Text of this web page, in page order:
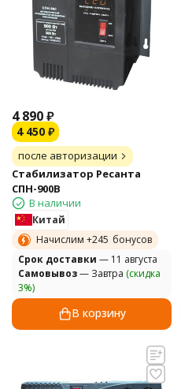
4 890₽
4 450 ₽
после авторизации
Стабилизатор Ресанта
СПН-900В
В наличии
Китай
Начислим +245 бонусов
Cрок доставки — 11 августа
Самовывоз— Завтра (скидка
3%)
В корзину